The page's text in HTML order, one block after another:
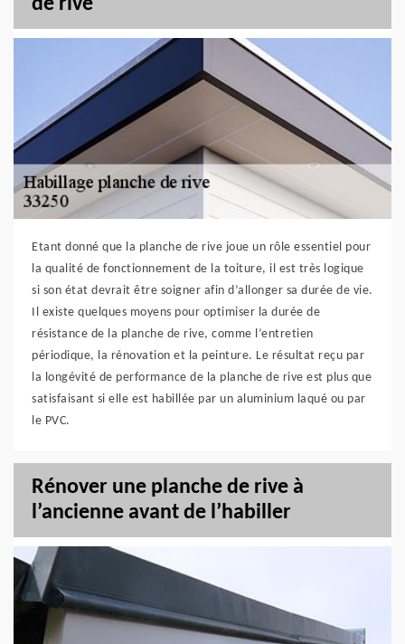
de rive
Etant donné que la planche de rive joue un rôle essentiel pour
la qualité de fonctionnement de la toiture, il est très logique
si son état devrait être soigner afin d’allonger sa durée de vie.
Il existe quelques moyens pour optimiser la durée de
résistance de la planche de rive, comme l’entretien
périodique, la rénovation et la peinture. Le résultat reçu par
la longévité de performance de la planche de rive est plus que
satisfaisant si elle est habillée par un aluminium laqué ou par
le PVC.
Rénover une planche de rive à
l’ancienne avant de l’habiller